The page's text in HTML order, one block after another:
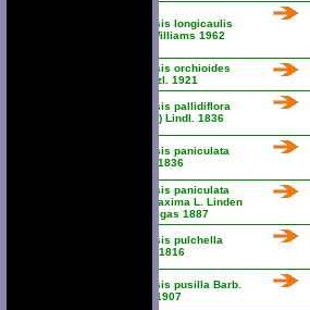
Ionopsis longicaulis
L.O. Williams 1962
Ionopsis orchioides
Kraenzl. 1921
Ionopsis pallidiflora
(Hook.) Lindl. 1836
Ionopsis paniculata
Lindl. 1836
Ionopsis paniculata
var. maxima L. Linden
& Rodigas 1887
Ionopsis pulchella
Kunth 1816
Ionopsis pusilla Barb.
Rodr. 1907